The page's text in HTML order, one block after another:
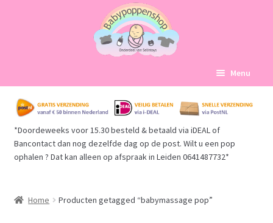
naar
navigatie
de
inhoud
Menu
Home
Babypoppen Afdelingen
Mijn account
*Doordeweeks voor 15.30 besteld & betaald via iDEAL of
Bancontact dan nog dezelfde dag op de post. Wilt u een pop
ophalen ? Dat kan alleen op afspraak in Leiden 0641487732*
Home Producten getagged “babymassage pop”